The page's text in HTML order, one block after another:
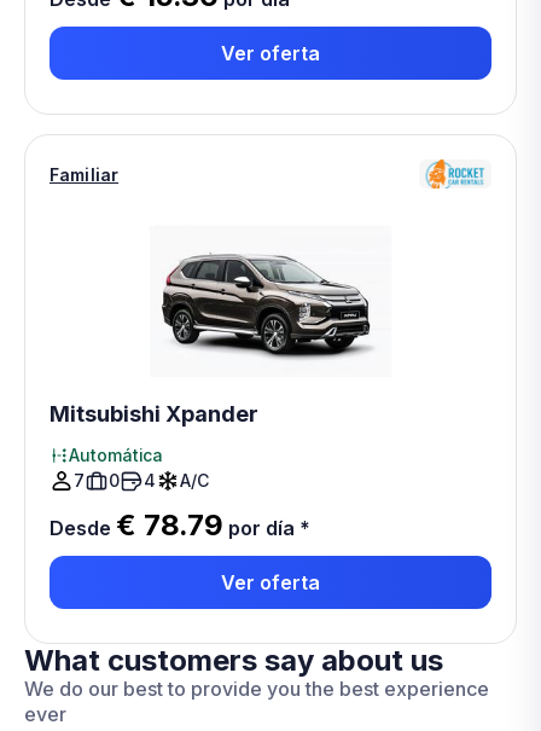
Ver oferta
Familiar
Mitsubishi Xpander
Automática
7
0 4 A/C
Desde € 78.79 por día *
Ver oferta
What customers say about us
We do our best to provide you the best experience
ever